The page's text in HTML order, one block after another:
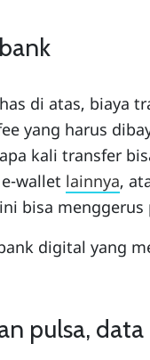
di atas, biaya
yang harus
kali transfer
wallet lainnya,
bisa
digital yang
pulsa, data